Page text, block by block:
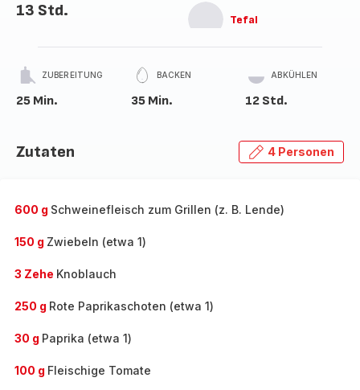
13 Std. Tefal
ZUBEREITUNG
25 Min.
BACKEN
35 Min.
ABKÜHLEN
12 Std.
Zutaten 4 Personen
600 g Schweinefleisch zum Grillen (z. B. Lende)
150 g Zwiebeln (etwa 1)
3 Zehe Knoblauch
250 g Rote Paprikaschoten (etwa 1)
30 g Paprika (etwa 1)
100 g Fleischige Tomate